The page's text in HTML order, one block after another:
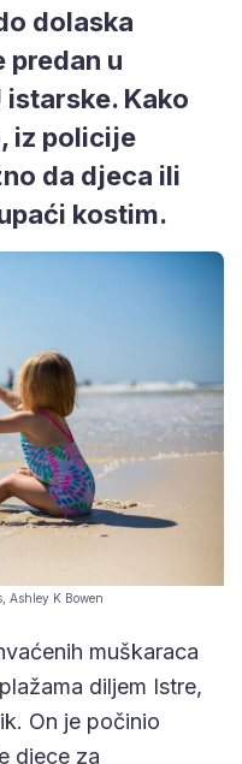
dolaska
predan u
Kako
iz policije
da djeca ili
kostim.
Ashley K Bowen
muškaraca
diljem Istre,
On je počinio
djece za